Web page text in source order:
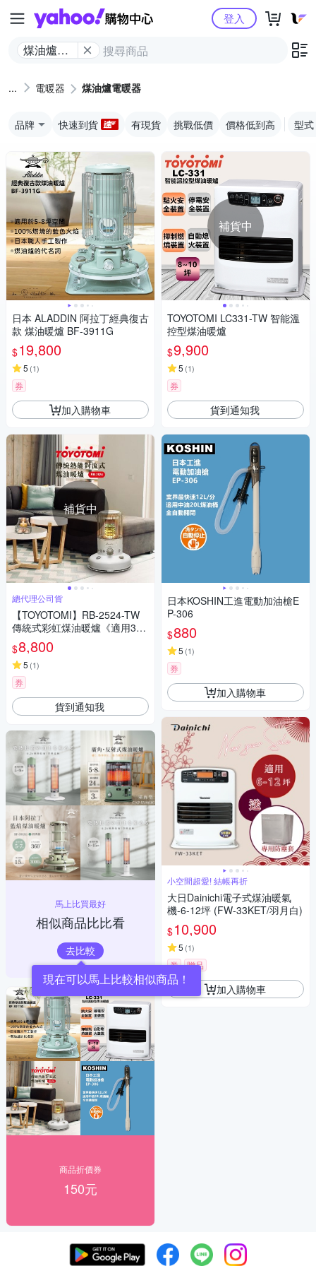
Yahoo購物中心
煤油爐電
登入
電暖器 煤油爐電暖器
品牌 快速到貨 有現貨 挑戰低價 價格低到高 型式
日本 ALADDIN 阿拉丁經典復古
款 煤油暖爐 BF-3911G
$19,800
5 (1)
券
加入購物車
補貨中
總代理公司貨
【TOYOTOMI】RB-2524-TW
傳統式彩虹煤油暖爐《適用3-5
坪》
$8,800
5 (1)
券
貨到通知我
馬上比買最好
相似商品比比看
去比較
現在可以馬上比較相似商品！
商品折價券
150元
補貨中
TOYOTOMI LC331-TW 智能溫
控型煤油暖爐
$9,900
5 (1)
券
貨到通知我
日本KOSHIN工進電動加油槍E
P-306
$880
5 (1)
券
加入購物車
小空間超愛! 結帳再折
大日Dainichi電子式煤油暖氣
機-6-12坪 (FW-33KET/羽月白)
$10,900
5 (1)
券 贈品
加入購物車